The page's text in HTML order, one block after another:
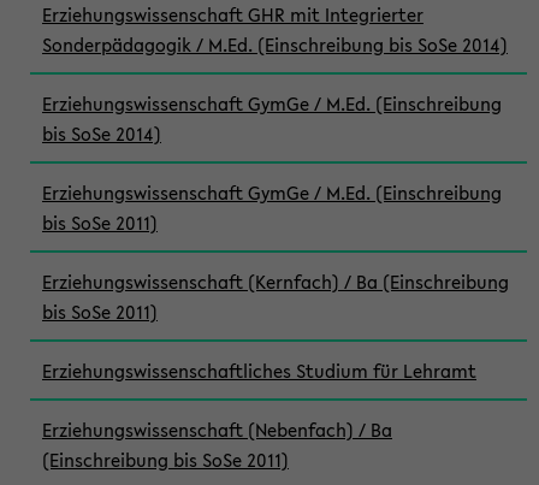
Erziehungswissenschaft GHR mit Integrierter
Sonderpädagogik / M.Ed. (Einschreibung bis SoSe 2014)
Erziehungswissenschaft GymGe / M.Ed. (Einschreibung
bis SoSe 2014)
Erziehungswissenschaft GymGe / M.Ed. (Einschreibung
bis SoSe 2011)
Erziehungswissenschaft (Kernfach) / Ba (Einschreibung
bis SoSe 2011)
Erziehungswissenschaftliches Studium für Lehramt
Erziehungswissenschaft (Nebenfach) / Ba
(Einschreibung bis SoSe 2011)